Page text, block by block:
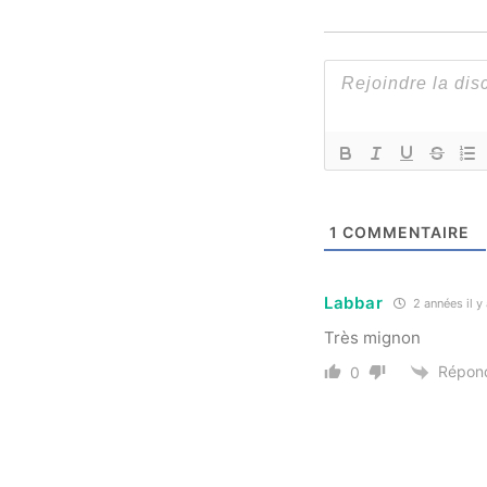
1 COMMENTAIRE
Labbar 2 années il y
Très mignon
0